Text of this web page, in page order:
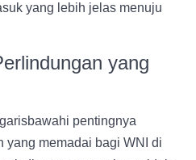
yang lebih jelas menuju
yang
pentingnya
yang memadai bagi WNI di